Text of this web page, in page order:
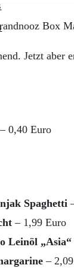
Jetzt aber
– 0,40 Euro
Spaghetti
– 1,99 Euro
Leinöl „Asia“
–